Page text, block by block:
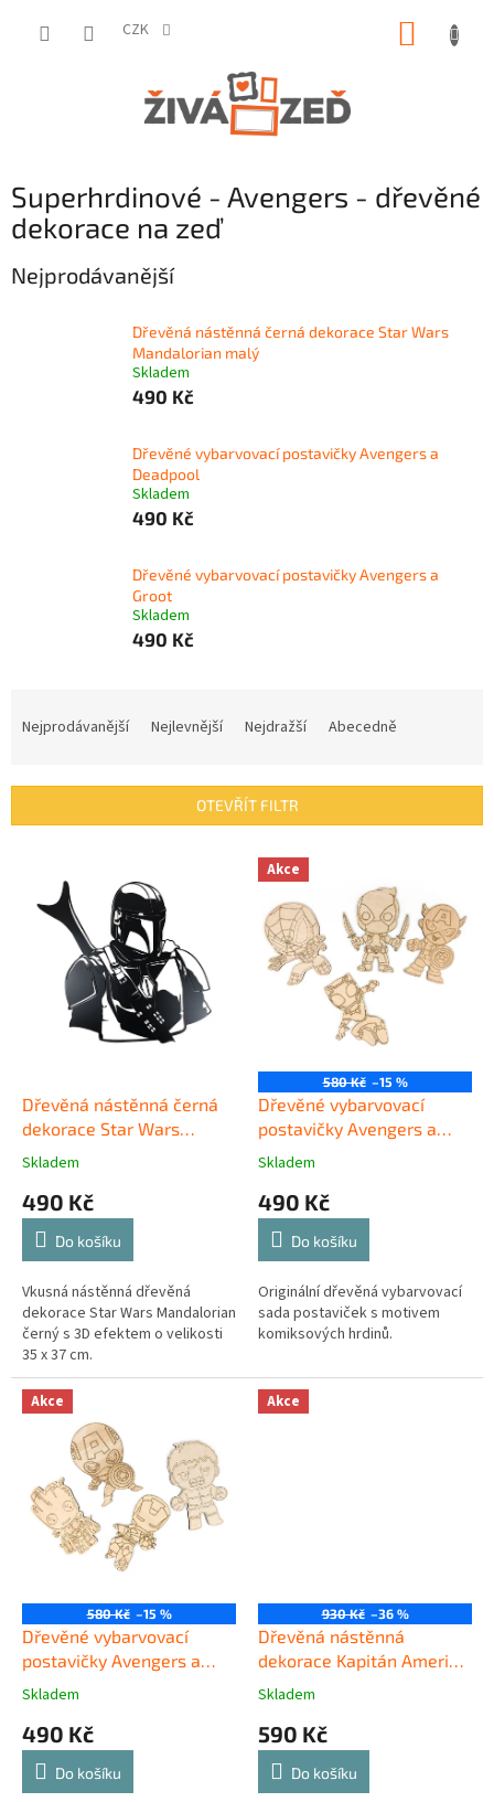
CZK
Superhrdinové - Avengers - dřevěné
dekorace na zeď
Nejprodávanější
Dřevěná nástěnná černá dekorace Star Wars
Mandalorian malý
Skladem
490 Kč
Dřevěné vybarvovací postavičky Avengers a
Deadpool
Skladem
490 Kč
Dřevěné vybarvovací postavičky Avengers a
Groot
Skladem
490 Kč
í
Nejprodávanější Nejlevnější Nejdražší Abecedně
OTEVŘÍT FILTR
Dřevěná nástěnná černá
dekorace Star Wars
Mandalorian malý
Skladem
490 Kč
Do košíku
Vkusná nástěnná dřevěná
dekorace Star Wars Mandalorian
černý s 3D efektem o velikosti
35 x 37 cm.
Akce
580 Kč –15 %
Dřevěné vybarvovací
postavičky Avengers a
Deadpool
Skladem
490 Kč
Do košíku
Originální dřevěná vybarvovací
sada postaviček s motivem
komiksových hrdinů.
Akce
580 Kč –15 %
Dřevěné vybarvovací
postavičky Avengers a
Groot
Skladem
490 Kč
Do košíku
Akce
930 Kč –36 %
Dřevěná nástěnná
dekorace Kapitán Amerika
černý
Skladem
590 Kč
Do košíku